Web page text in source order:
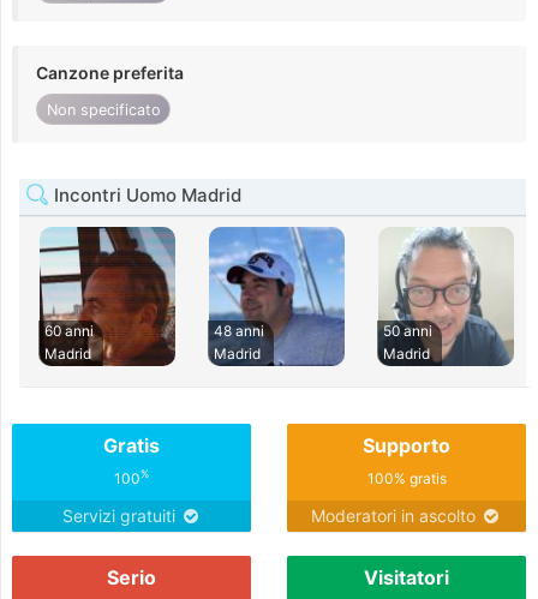
Canzone preferita
Non specificato
Incontri Uomo Madrid
60 anni
Madrid
48 anni
Madrid
50 anni
Madrid
Gratis
100%
Servizi gratuiti
Supporto
100% gratis
Moderatori in ascolto
Serio Visitatori